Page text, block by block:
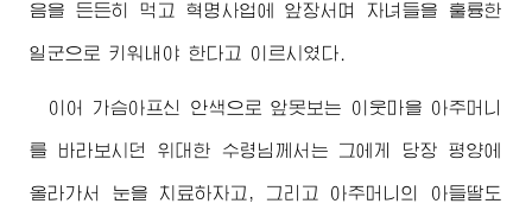
음을 든든히 먹고 혁명사업에 앞장서며 자녀들을 훌륭한
일군으로 키워내야 한다고 이르시였다.
이어 가슴아프신 안색으로 앞못보는 이웃마을 아주머니
를 바라보시던 위대한 수령님께서 는 그에게 당장 평양에
올라가서 눈을 치료하자고, 그리고 아주머니의 아들딸도